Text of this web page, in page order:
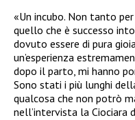
«Un incubo. Non tanto
quello che è successo
dovuto essere di pura
un’esperienza
dopo il parto, mi hanno
Sono stati i più lunghi
qualcosa che non potrò
nell’intervista la Ciociara